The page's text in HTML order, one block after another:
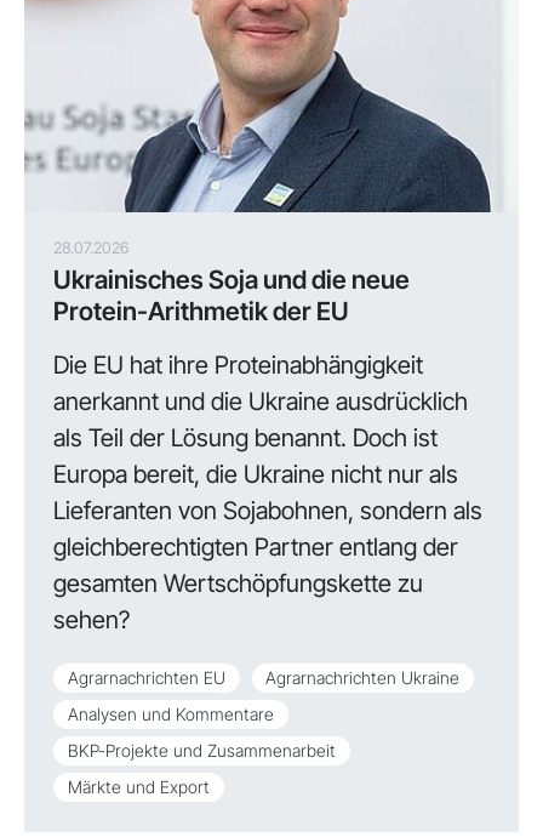
28.07.2026
Ukrainisches Soja und die neue
Protein-Arithmetik der EU
Die EU hat ihre Proteinabhängigkeit
anerkannt und die Ukraine ausdrücklich
als Teil der Lösung benannt. Doch ist
Europa bereit, die Ukraine nicht nur als
Lieferanten von Sojabohnen, sondern als
gleichberechtigten Partner entlang der
gesamten Wertschöpfungskette zu
sehen?
Agrarnachrichten EU
Agrarnachrichten Ukraine
Analysen und Kommentare
BKP-Projekte und Zusammenarbeit
Märkte und Export